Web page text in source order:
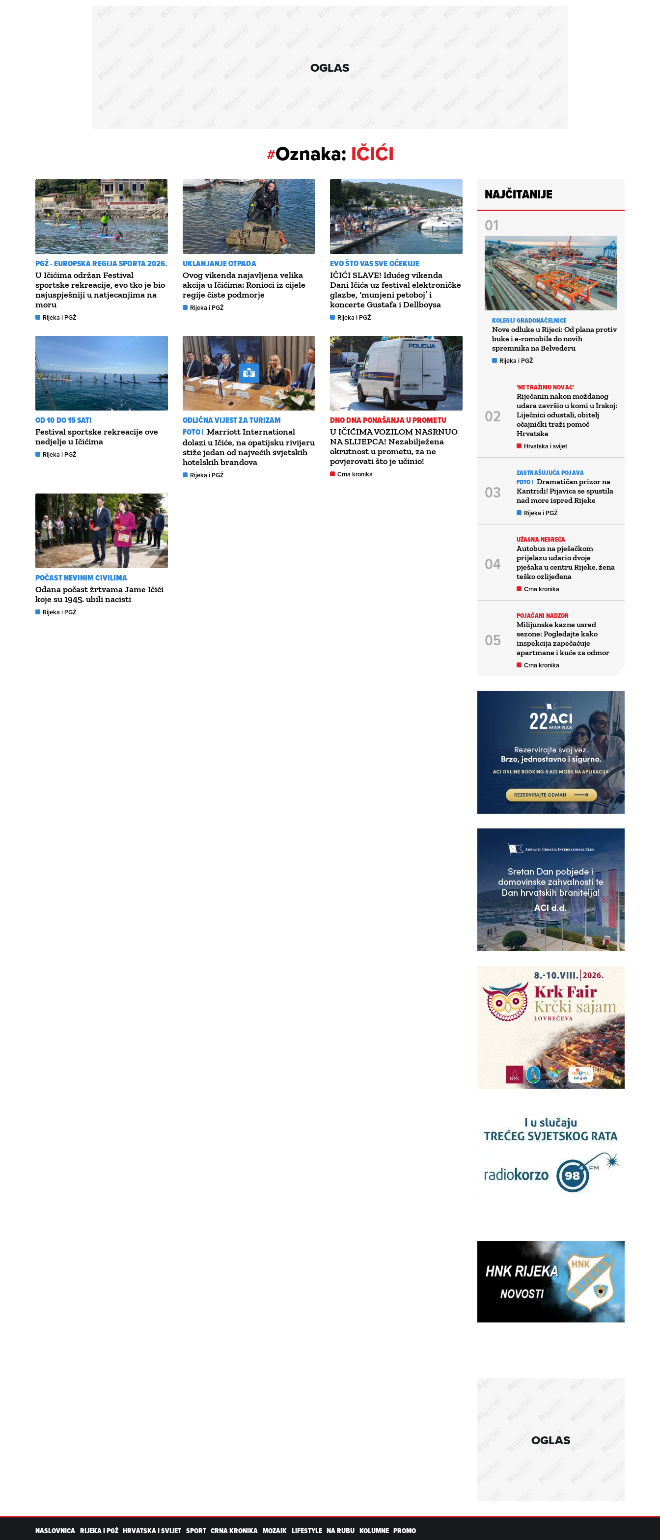
OGLAS
#Oznaka: IČIĆI
PGŽ - EUROPSKA REGIJA SPORTA 2026.
U Ičićima održan Festival
sportske rekreacije, evo tko je bio
najuspješniji u natjecanjima na
moru
Rijeka i PGŽ
UKLANJANJE OTPADA
Ovog vikenda najavljena velika
akcija u Ičićima: Ronioci iz cijele
regije čiste podmorje
Rijeka i PGŽ
EVO ŠTO VAS SVE OČEKUJE
IČIĆI SLAVE! Idućeg vikenda
Dani Ičića uz festival elektroničke
glazbe, ‘munjeni petoboj’ i
koncerte Gustafa i Dellboysa
Rijeka i PGŽ
OD 10 DO 15 SATI
Festival sportske rekreacije ove
nedjelje u Ičićima
Rijeka i PGŽ
ODLIČNA VIJEST ZA TURIZAM
FOTO | Marriott International
dolazi u Ičiće, na opatijsku rivijeru
stiže jedan od najvećih svjetskih
hotelskih brandova
Rijeka i PGŽ
DNO DNA PONAŠANJA U PROMETU
U IČIĆIMA VOZILOM NASRNUO
NA SLIJEPCA! Nezabilježena
okrutnost u prometu, za ne
povjerovati što je učinio!
Crna kronika
POČAST NEVINIM CIVILIMA
Odana počast žrtvama Jame Ičići
koje su 1945. ubili nacisti
Rijeka i PGŽ
NAJČITANIJE
KOLEGIJ GRADONAČELNICE
Nove odluke u Rijeci: Od plana protiv
buke i e-romobila do novih
spremnika na Belvederu
Rijeka i PGŽ
'NE TRAŽIMO NOVAC'
Riječanin nakon moždanog
udara završio u komi u Irskoj:
Liječnici odustali, obitelj
očajnički traži pomoć
Hrvatske
Hrvatska i svijet
ZASTRAŠUJUĆA POJAVA
FOTO | Dramatičan prizor na
Kantridi! Pijavica se spustila
nad more ispred Rijeke
Rijeka i PGŽ
UŽASNA NESREĆA
Autobus na pješačkom
prijelazu udario dvoje
pješaka u centru Rijeke, žena
teško ozlijeđena
Crna kronika
POJAČANI NADZOR
Milijunske kazne usred
sezone: Pogledajte kako
inspekcija zapečaćuje
apartmane i kuće za odmor
Crna kronika
OGLAS
NASLOVNICA RIJEKA I PGŽ HRVATSKA I SVIJET SPORT CRNA KRONIKA MOZAIK LIFESTYLE NA RUBU KOLUMNE PROMO